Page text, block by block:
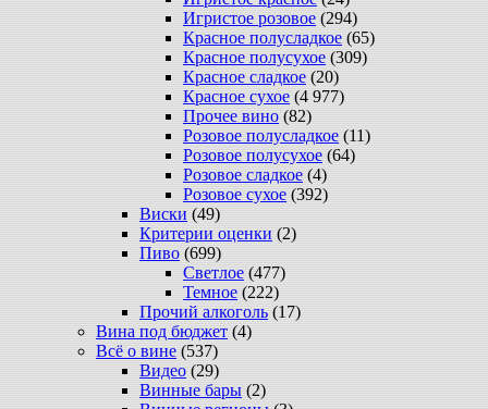
Игристое розовое (294)
Красное полусладкое (65)
Красное полусухое (309)
Красное сладкое (20)
Красное сухое (4 977)
Прочее вино (82)
Розовое полусладкое (11)
Розовое полусухое (64)
Розовое сладкое (4)
Розовое сухое (392)
Виски (49)
Критерии оценки (2)
Пиво (699)
Светлое (477)
Темное (222)
Прочий алкоголь (17)
Вина под бюджет (4)
Всё о вине (537)
Видео (29)
Винные бары (2)